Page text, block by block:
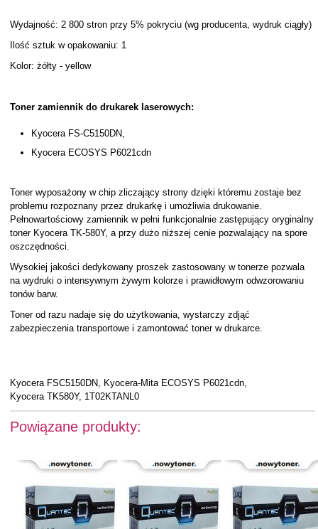
Wydajność: 2 800 stron przy 5% pokryciu (wg producenta, wydruk ciągły)
Ilość sztuk w opakowaniu: 1
Kolor: żółty - yellow
Toner zamiennik do drukarek laserowych:
Kyocera FS-C5150DN,
Kyocera ECOSYS P6021cdn
Toner wyposażony w chip zliczający strony dzięki któremu zostaje bez
problemu rozpoznany przez drukarkę i umożliwia drukowanie.
Pełnowartościowy zamiennik w pełni funkcjonalnie zastępujący oryginalny
toner Kyocera TK-580Y, a przy dużo niższej cenie pozwalający na spore
oszczędności.
Wysokiej jakości dedykowany proszek zastosowany w tonerze pozwala
na wydruki o intensywnym żywym kolorze i prawidłowym odwzorowaniu
tonów barw.
Toner od razu nadaje się do użytkowania, wystarczy zdjąć
zabezpieczenia transportowe i zamontować toner w drukarce.
Kyocera FSC5150DN, Kyocera-Mita ECOSYS P6021cdn,
Kyocera TK580Y, 1T02KTANL0
Powiązane produkty: